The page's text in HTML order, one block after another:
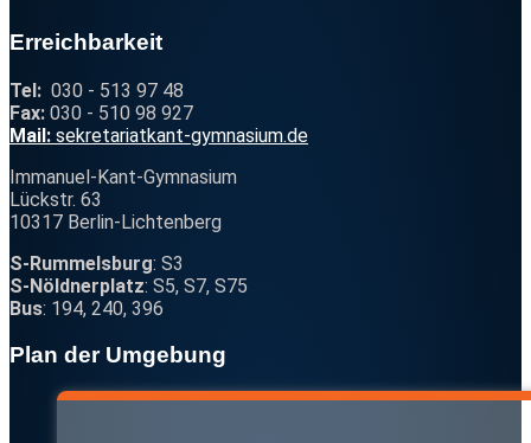
Erreichbarkeit
Tel: 030 - 513 97 48
Fax: 030 - 510 98 927
Mail: sekretariat@
kant-gymnasium.de
Immanuel-Kant-Gymnasium
Lückstr. 63
10317 Berlin-Lichtenberg
S-Rummelsburg: S3
S-Nöldnerplatz: S5, S7, S75
Bus: 194, 240, 396
Plan der Umgebung